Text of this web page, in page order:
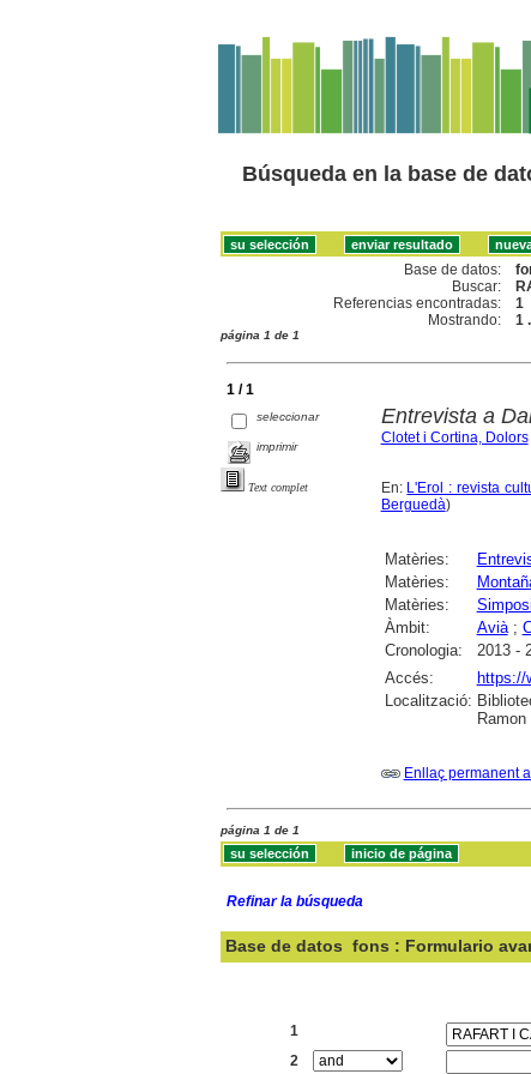
Búsqueda en la base de
Base de datos:
Buscar:
Referencias encontradas:
1
Mostrando:
1
página 1 de 1
1 / 1
seleccionar
imprimir
Text complet
Entrevista a
Clotet i Cortina, Dolors
En: L'Erol : revista
Berguedà)
Matèries:
Matèries:
Matèries:
Àmbit:
Avià;
Cronologia:
2013 -
Accés:
https://
Localització:
Enllaç permanent
página 1 de 1
Refinar la búsqueda
Base de datos fons : Formulario
1
2